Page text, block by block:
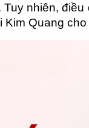
nhiên,
Kim Quang cho